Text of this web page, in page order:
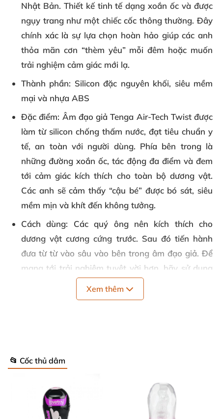
Nhật Bản. Thiết kế tinh tế dạng xoắn ốc và được
ngụy trang như một chiếc cốc thông thường. Đây
chính xác là sự lựa chọn hoàn hảo giúp các anh
thỏa mãn cơn “thèm yêu” mỗi đêm hoặc muốn
trải nghiệm cảm giác mới lạ.
Thành phần: Silicon đặc nguyên khối, siêu mềm
mại và nhựa ABS
Đặc điểm: Âm đạo giả Tenga Air-Tech Twist được
làm từ silicon chống thấm nước, đạt tiêu chuẩn y
tế, an toàn với người dùng. Phía bên trong là
những đường xoắn ốc, tác động đa điểm và đem
tới cảm giác kích thích cho toàn bộ dương vật.
Các anh sẽ cảm thấy “cậu bé” được bó sát, siêu
mềm mịn và khít đến không tưởng.
Cách dùng: Các quý ông nên kích thích cho
dương vật cương cứng trước. Sau đó tiến hành
đưa từ từ vào sâu vào bên trong âm đạo giả. Để
mang tới trải nghiệm tuyệt vời hơn, hãy sử dụng
thêm gel bôi trơn. Khi đã xong, vệ sinh sạch sẽ,
để khô ráo và bảo quản.
Bảo quản: Chú ý cất ở nơi khô ráo, thoáng mát
Hạn sử dụng
Xem thêm
📂 Cốc thủ dâm